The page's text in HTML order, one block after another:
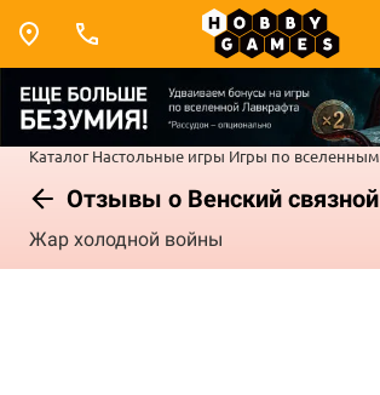
Каталог Настольные игры Игры по вселенным
Отзывы о Венский связной
Жар холодной войны